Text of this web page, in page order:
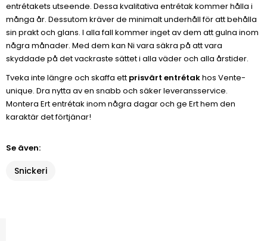
entrétakets utseende. Dessa kvalitativa entrétak kommer hålla i
många år. Dessutom kräver de minimalt underhåll för att behålla
sin prakt och glans. I alla fall kommer inget av dem att gulna inom
några månader. Med dem kan Ni vara säkra på att vara
skyddade på det vackraste sättet i alla väder och alla årstider.
Tveka inte längre och skaffa ett prisvärt entrétakhos Vente-
unique. Dra nytta av en snabb och säker leveransservice.
Montera Ert entrétak inom några dagar och ge Ert hem den
karaktär det förtjänar!
Se även:
Snickeri